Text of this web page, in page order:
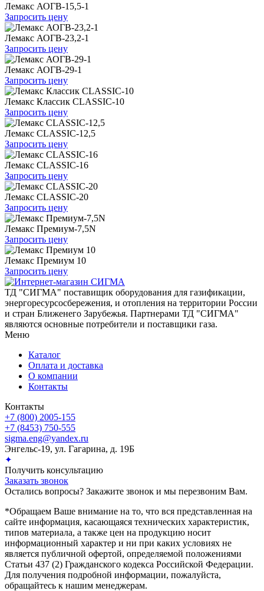
Лемакс АОГВ-15,5-1
Запросить цену
Лемакс АОГВ-23,2-1
Запросить цену
Лемакс АОГВ-29-1
Запросить цену
Лемакс Классик CLASSIC-10
Запросить цену
Лемакс CLASSIC-12,5
Запросить цену
Лемакс CLASSIC-16
Запросить цену
Лемакс CLASSIC-20
Запросить цену
Лемакс Премиум-7,5N
Запросить цену
Лемакс Премиум 10
Запросить цену
ТД "СИГМА" поставищик оборудования для газификации,
энергоресурсосбережения, и отопления на территории России
и стран Ближенего Зарубежья. Партнерами ТД "СИГМА"
являются основные потребители и поставщики газа.
Меню
Каталог
Оплата и доставка
О компании
Контакты
Контакты
+7 (800) 2005-155
+7 (8453) 750-555
sigma.eng@yandex.ru
Энгельс-19, ул. Гагарина, д. 19Б
✦
Получить консультацию
Заказать звонок
Остались вопросы? Закажите звонок и мы перезвоним Вам.
*Обращаем Ваше внимание на то, что вся представленная на
сайте информация, касающаяся технических характеристик,
типов материала, а также цен на продукцию носит
информационный характер и ни при каких условиях не
является публичной офертой, определяемой положениями
Статьи 437 (2) Гражданского кодекса Российской Федерации.
Для получения подробной информации, пожалуйста,
обращайтесь к нашим менеджерам.